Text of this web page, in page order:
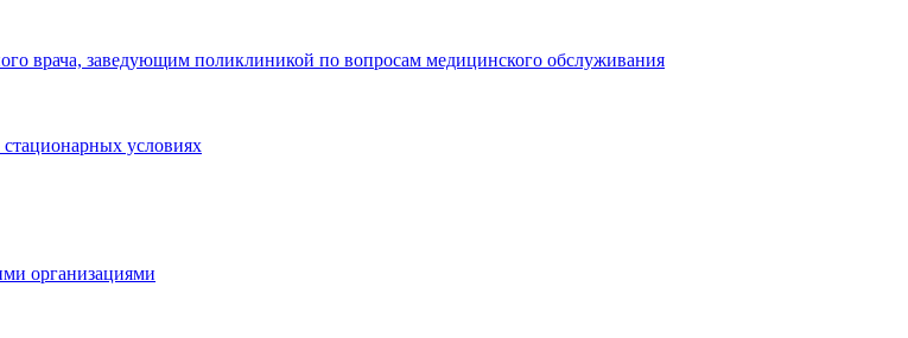
врача, заведующим поликлиникой по вопросам медицинского обслуживания
условиях
организациями